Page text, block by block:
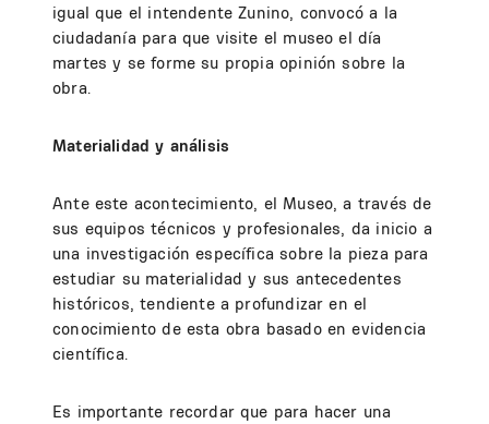
igual que el intendente Zunino, convocó a la
ciudadanía para que visite el museo el día
martes y se forme su propia opinión sobre la
obra.
Materialidad y análisis
Ante este acontecimiento, el Museo, a través de
sus equipos técnicos y profesionales, da inicio a
una investigación específica sobre la pieza para
estudiar su materialidad y sus antecedentes
históricos, tendiente a profundizar en el
conocimiento de esta obra basado en evidencia
científica.
Es importante recordar que para hacer una